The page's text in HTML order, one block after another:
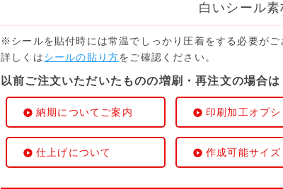
白いシール
※シールを貼付時には常温でしっかり圧着をする必要がご
詳しくはシールの貼り方をご確認ください。
以前ご注文いただいたものの増刷・再注文の場合は
納期についてご案内 印刷加工オプシ
仕上げについて 作成可能サイズ